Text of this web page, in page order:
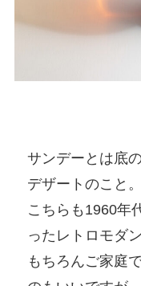
サンデーとは底
デザートのこと。
こちらも1960年
ったレトロモダ
もちろんご家庭